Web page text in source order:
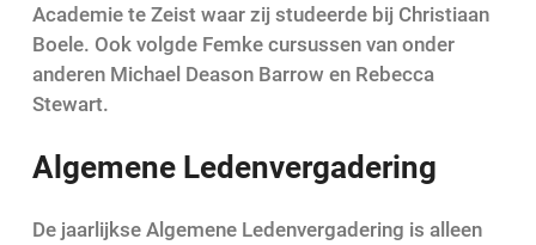
Academie te Zeist waar zij studeerde bij Christiaan
Boele. Ook volgde Femke cursussen van onder
anderen Michael Deason Barrow en Rebecca
Stewart.
Algemene Ledenvergadering
De jaarlijkse Algemene Ledenvergadering is alleen